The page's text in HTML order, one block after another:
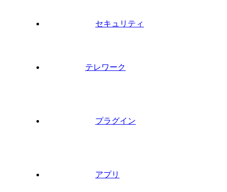
セキュリティ
テレワーク
プラグイン
アプリ